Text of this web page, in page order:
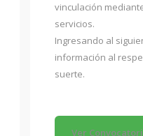
vinculación
servicios.
Ingresando al
información al
suerte.
Ver